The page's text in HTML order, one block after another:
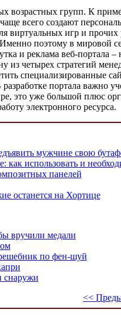
возрастных групп. К
всего создают
виртуальных игр и прочих
поэтому в мировой
и реклама веб-портала
четырех стратегий
специализированные
портала важно
это уже большой плюс
электронного ресурса.
мужчине свою
как использовать и
панелей
останется на Хортице
вручили медали
по фен-шуй
снаружи
<<